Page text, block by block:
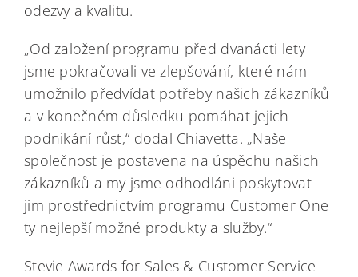
odezvy a kvalitu.
„Od založení programu před dvanácti lety
jsme pokračovali ve zlepšování, které nám
umožnilo předvídat potřeby našich zákazníků
a v konečném důsledku pomáhat jejich
podnikání růst,“ dodal Chiavetta. „Naše
společnost je postavena na úspěchu našich
zákazníků a my jsme odhodláni poskytovat
jim prostřednictvím programu Customer One
ty nejlepší možné produkty a služby.“
Stevie Awards for Sales & Customer Service